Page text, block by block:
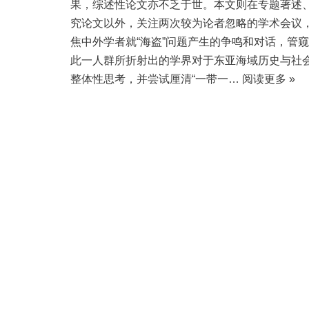
果，综述性论文亦不乏于世。本文则在专题著述
究论文以外，关注两次较为论者忽略的学术会议
焦中外学者就“海盗”问题产生的争鸣和对话，管
此一人群所折射出的学界对于东亚海域历史与社
整体性思考，并尝试厘清“一带一… 阅读更多 »